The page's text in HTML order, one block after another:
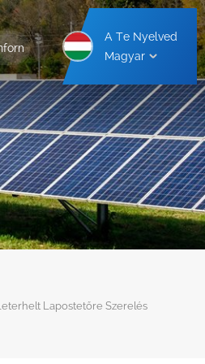
A Te Nyelved
Magyar
Leterhelt Lapostetőre Szerelés